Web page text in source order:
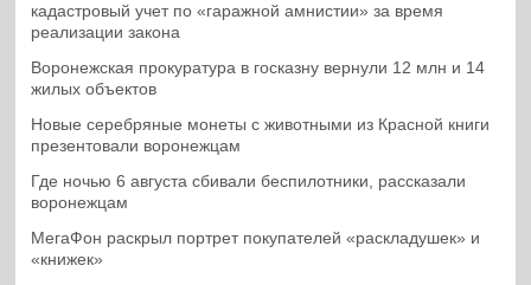
кадастровый учет по «гаражной амнистии» за время
реализации закона
Воронежская прокуратура в госказну вернули 12 млн и 14
жилых объектов
Новые серебряные монеты с животными из Красной книги
презентовали воронежцам
Где ночью 6 августа сбивали беспилотники, рассказали
воронежцам
МегаФон раскрыл портрет покупателей «раскладушек» и
«книжек»